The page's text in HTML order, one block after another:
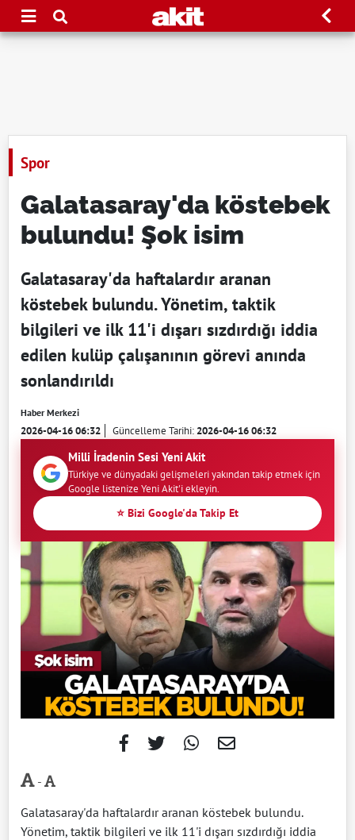
Spor
Galatasaray'da köstebek
bulundu! Şok isim
Galatasaray'da haftalardır aranan
köstebek bulundu. Yönetim, taktik
bilgileri ve ilk 11'i dışarı sızdırdığı iddia
edilen kulüp çalışanının görevi anında
sonlandırıldı
Haber Merkezi
2026-04-16 06:32 Güncelleme Tarihi:2026-04-16 06:32
Milli İradenin Sesi Yeni Akit
Türkiye ve dünyadaki gelişmeleri yakından takip etmek için
Google listenize Yeni Akit'i ekleyin.
⭐ Bizi Google'da Takip Et
-
Galatasaray'da haftalardır aranan köstebek bulundu.
Yönetim, taktik bilgileri ve ilk 11'i dışarı sızdırdığı iddia